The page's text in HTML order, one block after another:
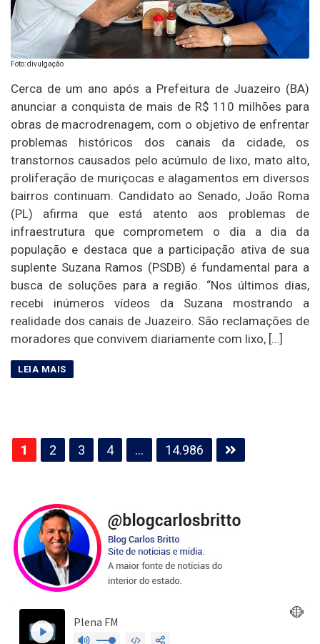
Foto: divulgação
Cerca de um ano após a Prefeitura de Juazeiro (BA)
anunciar a conquista de mais de R$ 110 milhões para
obras de macrodrenagem, com o objetivo de enfrentar
problemas históricos dos canais da cidade, os
transtornos causados pelo acúmulo de lixo, mato alto,
proliferação de muriçocas e alagamentos em diversos
bairros continuam. Candidato ao Senado, João Roma
(PL) afirma que está atento aos problemas de
infraestrutura que comprometem o dia a dia da
população e destaca que a participação ativa de sua
suplente Suzana Ramos (PSDB) é fundamental para a
busca de soluções para a região. “Nos últimos dias,
recebi inúmeros vídeos da Suzana mostrando a
realidade dos canais de Juazeiro. São reclamações de
moradores que convivem diariamente com lixo, […]
Paginação
de
1 2 3 4 … 14.986